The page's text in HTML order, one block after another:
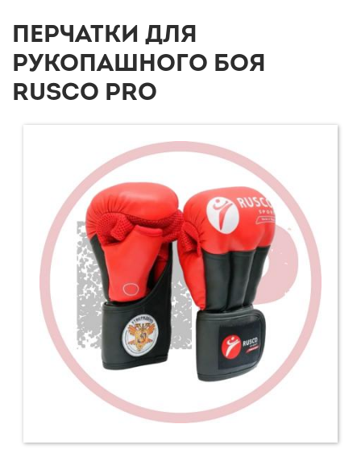
ПЕРЧАТКИ ДЛЯ
РУКОПАШНОГО БОЯ
RUSCO PRO